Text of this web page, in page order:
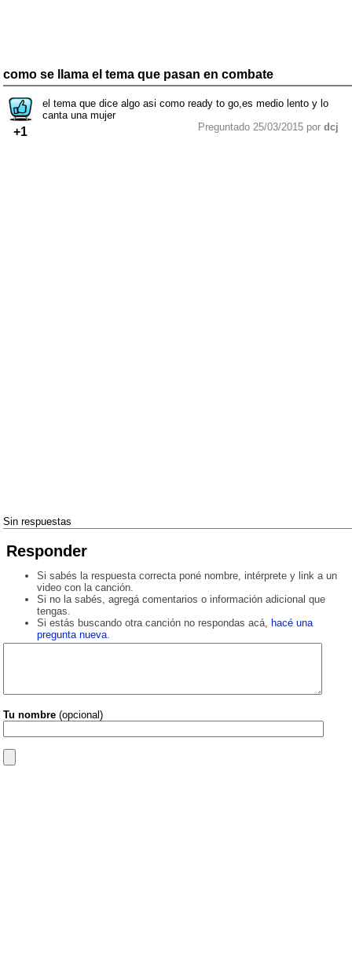
como se llama el tema que pasan en combate
+1
el tema que dice algo asi como ready to go,es medio lento y lo
canta una mujer
Preguntado 25/03/2015 por dcj
Sin respuestas
Responder
Si sabés la respuesta correcta poné nombre, intérprete y link a un
video con la canción.
Si no la sabés, agregá comentarios o información adicional que
tengas.
Si estás buscando otra canción no respondas acá, hacé una
pregunta nueva.
Tu nombre (opcional)